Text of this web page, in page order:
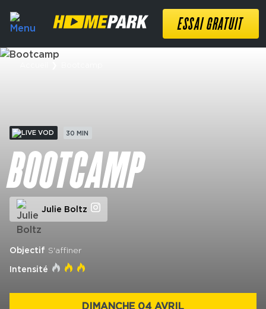
ESSAI GRATUIT
VOD 30 MIN
BOOTCAMP
Julie Boltz
Objectif S'affiner
Intensité
DIMANCHE 04 AVRIL